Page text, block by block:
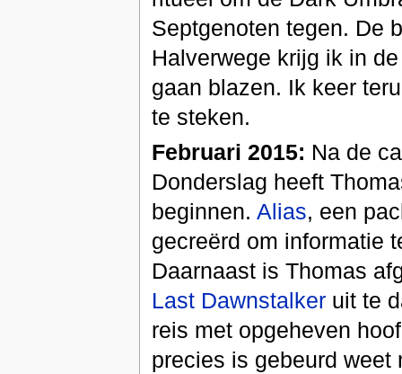
Septgenoten tegen. De
Halverwege krijg ik in
gaan blazen. Ik keer
te steken.
Februari 2015: Na de
Donderslag heeft
beginnen. Alias, een
gecreërd om informatie
Daarnaast is Thomas
Last Dawnstalkeruit te
reis met opgeheven
precies is gebeurd weet